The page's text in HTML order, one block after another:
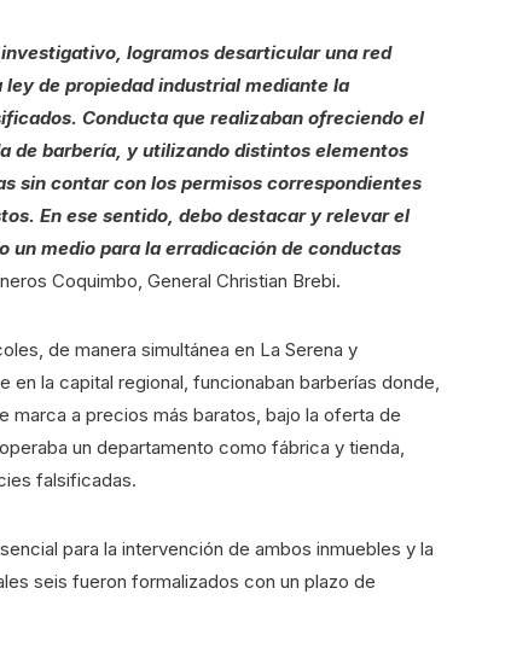
logramos desarticular una red
de propiedad industrial mediante la
Conducta que realizaban ofreciendo el
de barbería, y utilizando distintos elementos
sin contar con los permisos correspondientes
En ese sentido, debo destacar y relevar el
medio para la erradicación de conductas
Coquimbo, General Christian Brebi.
de manera simultánea en La Serena y
la capital regional, funcionaban barberías donde,
marca a precios más baratos, bajo la oferta de
un departamento como fábrica y tienda,
falsificadas.
para la intervención de ambos inmuebles y la
seis fueron formalizados con un plazo de